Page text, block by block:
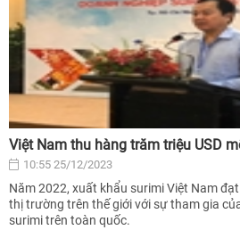
Việt Nam thu hàng trăm triệu USD
10:55 25/12/2023
Năm 2022, xuất khẩu surimi Việt Nam
thị trường trên thế giới với sự tham gia
surimi trên toàn quốc.